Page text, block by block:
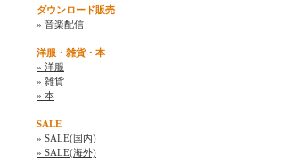
ダウンロード販売
» 音楽配信
洋服・雑貨・本
» 洋服
» 雑貨
» 本
SALE
» SALE(国内)
» SALE(海外)